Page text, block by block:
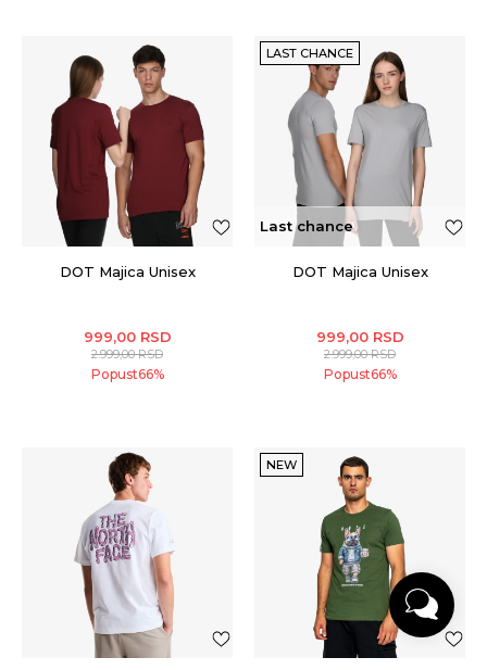
DOT Majica Unisex
999,00 RSD
2.999,00RSD
Popust66%
LAST CHANCE
Last chance
DOT Majica Unisex
999,00 RSD
2.999,00RSD
Popust66%
NEW